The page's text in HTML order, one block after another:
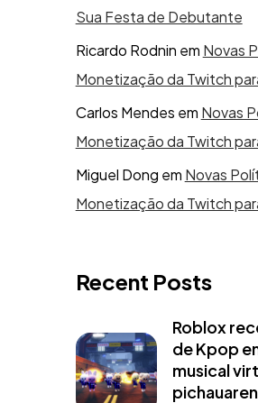
Sua Festa de Debutante
Ricardo Rodnin em Novas
Monetização da Twitch
Carlos Mendes em Novas
Monetização da Twitch
Miguel Dong em Novas
Monetização da Twitch
Recent Posts
Roblox
de Kpop
musical